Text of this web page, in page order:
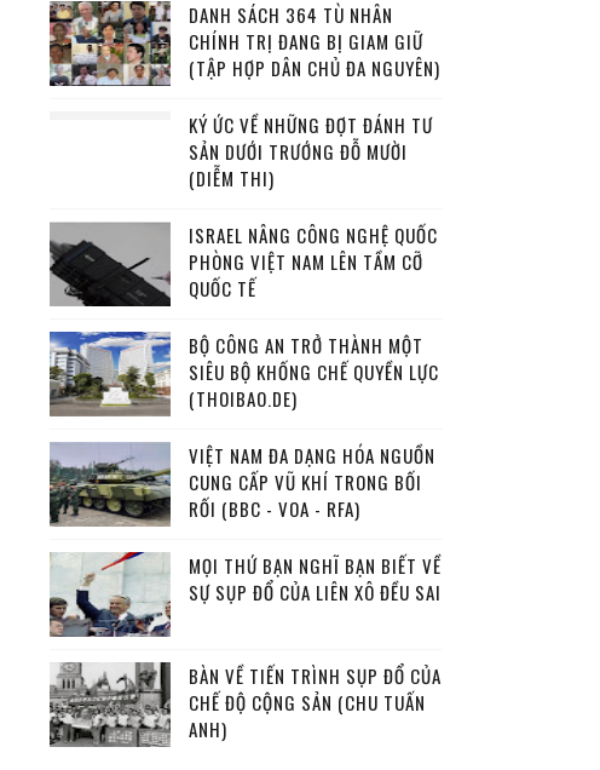
DANH SÁCH 364 TÙ NHÂN
CHÍNH TRỊ ĐANG BỊ GIAM GIỮ
(TẬP HỢP DÂN CHỦ ĐA NGUYÊN)
KÝ ỨC VỀ NHỮNG ĐỢT ĐÁNH TƯ
SẢN DƯỚI TRƯỚNG ĐỖ MƯỜI
(DIỄM THI)
ISRAEL NÂNG CÔNG NGHỆ QUỐC
PHÒNG VIỆT NAM LÊN TẦM CỠ
QUỐC TẾ
BỘ CÔNG AN TRỞ THÀNH MỘT
SIÊU BỘ KHỐNG CHẾ QUYỀN LỰC
(THOIBAO.DE)
VIỆT NAM ĐA DẠNG HÓA NGUỒN
CUNG CẤP VŨ KHÍ TRONG BỐI
RỐI (BBC - VOA - RFA)
MỌI THỨ BẠN NGHĨ BẠN BIẾT VỀ
SỰ SỤP ĐỔ CỦA LIÊN XÔ ĐỀU SAI
BÀN VỀ TIẾN TRÌNH SỤP ĐỔ CỦA
CHẾ ĐỘ CỘNG SẢN (CHU TUẤN
ANH)